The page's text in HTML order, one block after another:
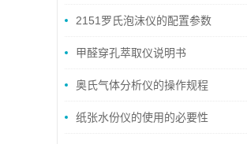
2151罗氏泡沫仪的配置参数
甲醛穿孔萃取仪说明书
奥氏气体分析仪的操作规程
纸张水份仪的使用的必要性